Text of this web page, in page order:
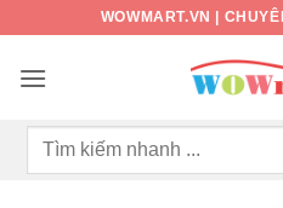
nội
WOWMART.VN |
Tìm